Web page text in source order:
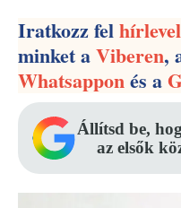
Iratkozz fel
minket aViberen,
Whatsapponés a
Állítsd be,
az elsők